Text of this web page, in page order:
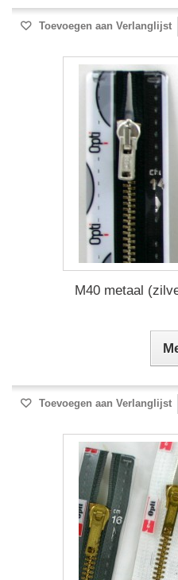
Toevoegen aan Verlanglijst
M40 metaal
Toevoegen aan Verlanglijst